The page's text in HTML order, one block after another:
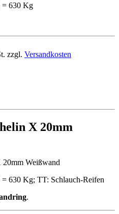
= 630 Kg
zzgl. Versandkosten
X 20mm
Weißwand
630 Kg; TT: Schlauch-Reifen
.